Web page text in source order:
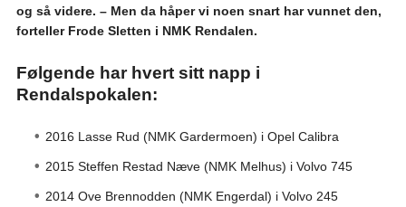
og så videre. – Men da håper vi noen snart har vunnet den,
forteller Frode Sletten i NMK Rendalen.
Følgende har hvert sitt napp i
Rendalspokalen:
2016 Lasse Rud (NMK Gardermoen) i Opel Calibra
2015 Steffen Restad Næve (NMK Melhus) i Volvo 745
2014 Ove Brennodden (NMK Engerdal) i Volvo 245